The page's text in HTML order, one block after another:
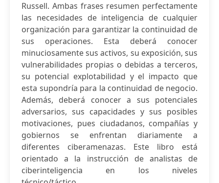
Russell. Ambas frases resumen perfectamente
las necesidades de inteligencia de cualquier
organización para garantizar la continuidad de
sus operaciones. Esta deberá conocer
minuciosamente sus activos, su exposición, sus
vulnerabilidades propias o debidas a terceros,
su potencial explotabilidad y el impacto que
esta supondría para la continuidad de negocio.
Además, deberá conocer a sus potenciales
adversarios, sus capacidades y sus posibles
motivaciones, pues ciudadanos, compañías y
gobiernos se enfrentan diariamente a
diferentes ciberamenazas. Este libro está
orientado a la instrucción de analistas de
ciberinteligencia en los niveles